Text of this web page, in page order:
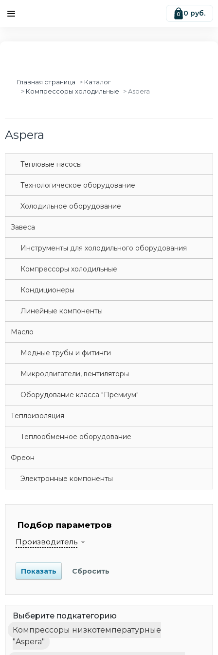
0 0 руб.
Главная страница
Каталог
Компрессоры холодильные
Aspera
Aspera
Tепловые насосы
Tехнологическое оборудование
Xолодильное оборудование
Завеса
Инструменты для холодильного оборудования
Компрессоры холодильные
Кондиционеры
Линейные компоненты
Масло
Медные трубы и фитинги
Микродвигатели, вентиляторы
Оборудование класса "Премиум"
Теплоизоляция
Теплообменное оборудование
Фреон
Электронные компоненты
Подбор параметров
Производитель
Выберите подкатегорию
Компрессоры низкотемпературные
"Aspera"